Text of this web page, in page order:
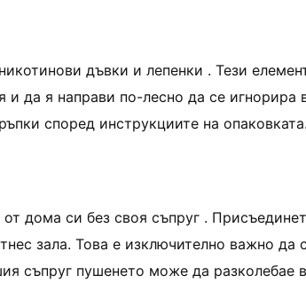
дъвки и лепенки . Тези
и да я направи по-лесно да се игнорира
според инструкциите на
дома си без своя съпруг .
зала. Това е изключително важно
съпруг пушенето може да разколебае